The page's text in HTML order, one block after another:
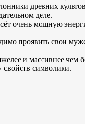
древних
деле.
очень мощную
проявить свои
и массивнее
свойств символики.